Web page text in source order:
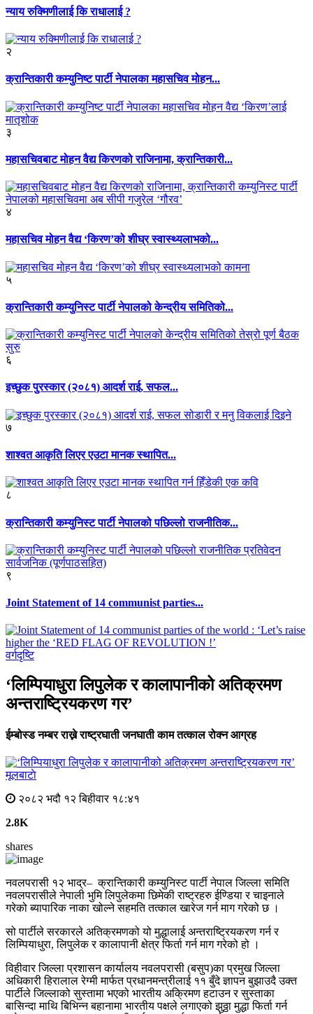
न्याय रुक्मिणीलाई कि राधालाई ?
२
क्रान्तिकारी कम्युनिष्ट पार्टी नेपालका महासचिव मोहन...
३
महासचिवबाट मोहन वैद्य किरणको राजिनामा, क्रान्तिकारी...
४
महासचिव मोहन वैद्य ‘किरण’को शीघ्र स्वास्थ्यलाभको...
५
क्रान्तिकारी कम्युनिस्ट पार्टी नेपालको केन्द्रीय समितिको...
६
इच्छुक पुरस्कार (२०८१) आदर्श राई, सफल...
७
शाश्वत आकृति लिएर एउटा मानक स्थापित...
८
क्रान्तिकारी कम्युनिस्ट पार्टी नेपालको पछिल्लो राजनीतिक...
९
Joint Statement of 14 communist parties...
वर्गदृष्टि
‘लिम्पियाधुरा लिपुलेक र कालापानीको अतिक्रमण
अन्तराष्ट्रियकरण गर’
ईम्बोस्ड नम्बर राख्ने राष्ट्रघाती जनघाती काम तत्काल रोक्न आग्रह
मूलबाटाे
२०८२ भदौ १२ बिहीवार १८:४१
2.8K
shares
नवलपरासी १२ भाद्र– क्रान्तिकारी कम्युनिस्ट पार्टी नेपाल जिल्ला समिति
नवलपरासीले नेपाली भुमि लिपुलेकमा छिमेकी राष्ट्रहरु ईण्डिया र चाइनाले
गरेको ब्यापारिक नाका खोल्ने सहमति तत्काल खारेज गर्न माग गरेको छ ।
सो पार्टीले सरकारले अतिक्रमणको यो मुद्धालाई अन्तराष्ट्रियकरण गर्न र
लिम्पियाधुरा, लिपुलेक र कालापानी क्षेत्र फिर्ता गर्न माग गरेको हो ।
विहीवार जिल्ला प्रशासन कार्यालय नवलपरासी (बसुप)का प्रमुख जिल्ला
अधिकारी हिरालाल रेग्मी मार्फत प्रधानमन्त्रीलाई ११ बुँदे ज्ञापन बुझाउदै उक्त
पार्टीले जिल्लाको सुस्तामा भएको भारतीय अक्रिमण हटाउन र सुस्ताका
बासिन्दा माथि बिभिन्न बहानामा भारतीय पक्षले लगाएको झुठ्ठा मुद्धा फिर्ता गर्न